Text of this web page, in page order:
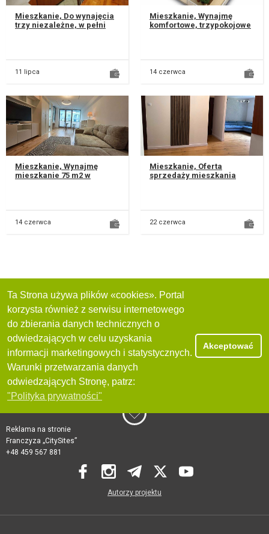
Mieszkanie, Do wynajęcia
trzy niezależne, w pełni
11 lipca
Mieszkanie, Wynajmę
komfortowe, trzy­pokojowe
14 czerwca
Mieszkanie, Wynajmę
mieszkanie 75 m2 w
położonym przy u...
14 czerwca
Mieszkanie, Oferta
sprzedaży mieszkania
22 czerwca
Ta Strona używa plików «cookies». Portal
korzysta również z serwisu internetowego
do zbierania danych technicznych o
odwiedzających w celu uzyskania
informacji marketingowych i statystycznych.
Warunki przetwarzania danych
odwiedzających Stronę, patrz:
"Polityka prywatności"
Akceptować
Reklama na stronie
Franczyza „CitySites”
+48 459 567 881
Autorzy projektu